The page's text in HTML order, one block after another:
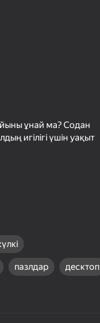
ұнай ма? Содан
игілігі үшін уақыт
пазлдар десктоп